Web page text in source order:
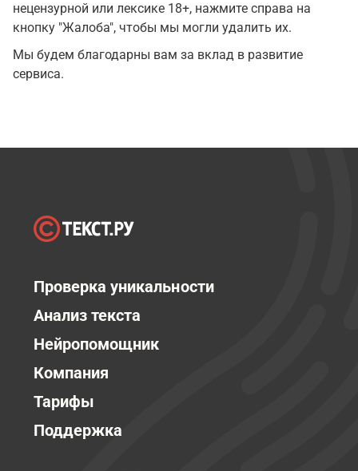
нецензурной или лексике 18+, нажмите справа на
кнопку "Жалоба", чтобы мы могли удалить их.
Мы будем благодарны вам за вклад в развитие
сервиса.
Проверка уникальности
Анализ текста
Нейропомощник
Компания
Тарифы
Поддержка